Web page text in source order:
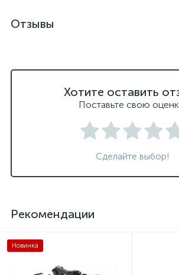
Отзывы
Хотите оставить
Поставьте свою
Сделайте выбор!
Рекомендации
Новинка